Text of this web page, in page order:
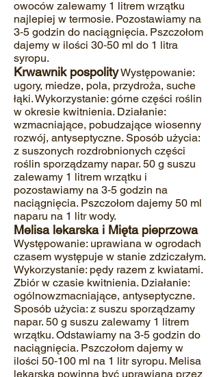
owoców zalewamy 1 litrem wrzątku
najlepiej w termosie. Pozostawiamy na
3‐5 godzin do naciągnięcia. Pszczołom
dajemy w ilości 30‐50 ml do 1 litra
syropu.
Krwawnik pospolityWystępowanie:
ugory, miedze, pola, przydroża, suche
łąki. Wykorzystanie: górne części roślin
w okresie kwitnienia. Działanie:
wzmacniające, pobudzające wiosenny
rozwój, antyseptyczne. Sposób użycia:
z suszonych rozdrobnionych części
roślin sporządzamy napar. 50 g suszu
zalewamy 1 litrem wrzątku i
pozostawiamy na 3‐5 godzin na
naciągnięcia. Pszczołom dajemy 50 ml
naparu na 1 litr wody.
Melisa lekarska i Mięta pieprzowa
Występowanie: uprawiana w ogrodach
czasem występuje w stanie zdziczałym.
Wykorzystanie: pędy razem z kwiatami.
Zbiór w czasie kwitnienia. Działanie:
ogólnowzmacniające, antyseptyczne.
Sposób użycia: z suszu sporządzamy
napar. 50 g suszu zalewamy 1 litrem
wrzątku. Odstawiamy na 3‐5 godzin do
naciągnięcia. Pszczołom dajemy w
ilości 50‐100 ml na 1 litr syropu. Melisa
lekarska powinna być uprawiana przez